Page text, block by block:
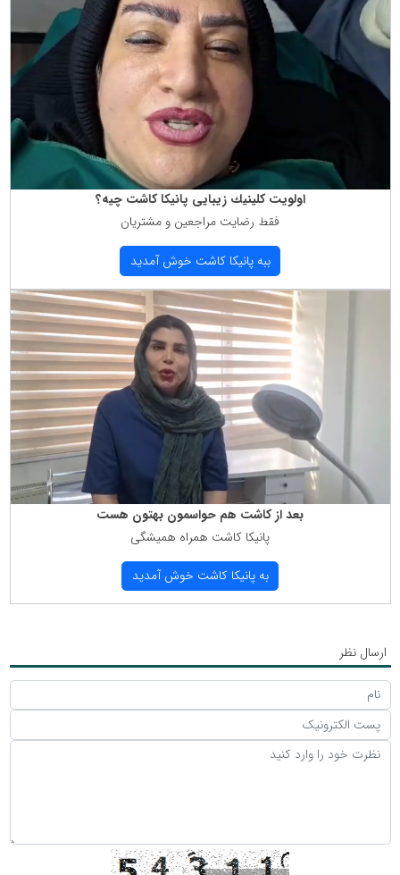
اولویت كلینیك زیبایی پانیكا كاشت چیه؟
فقط رضایت مراجعین و مشتریان
ببه پانیكا كاشت خوش آمدید
بعد از كاشت هم حواسمون بهتون هست
پانیكا كاشت همراه همیشگی
به پانیكا كاشت خوش آمدید
ارسال نظر